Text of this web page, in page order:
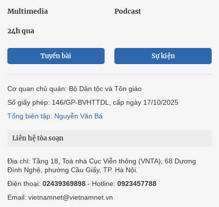
Multimedia Podcast
24h qua
Tuyến bài Sự kiện
Cơ quan chủ quản: Bộ Dân tộc và Tôn giáo
Số giấy phép: 146/GP-BVHTTDL, cấp ngày 17/10/2025
Tổng biên tập: Nguyễn Văn Bá
Liên hệ tòa soạn
Địa chỉ: Tầng 18, Toà nhà Cục Viễn thông (VNTA), 68 Dương
Đình Nghệ, phường Cầu Giấy, TP. Hà Nội.
Điện thoại: 02439369898 - Hotline: 0923457788
Email: vietnamnet@vietnamnet.vn